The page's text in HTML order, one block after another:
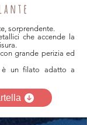
sorprendente.
che accende la
grande perizia ed
è un filato adatto a